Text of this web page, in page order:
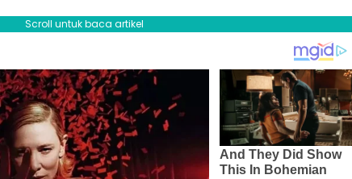
Scroll untuk baca artikel